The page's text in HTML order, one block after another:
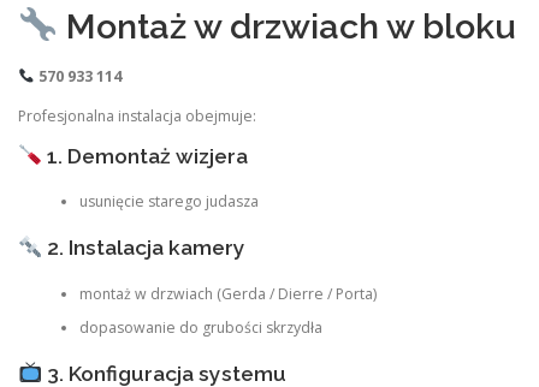
Montaż w drzwiach w bloku
570 933 114
Profesjonalna instalacja obejmuje:
1. Demontaż wizjera
usunięcie starego judasza
2. Instalacja kamery
montaż w drzwiach (Gerda / Dierre / Porta)
dopasowanie do grubości skrzydła
3. Konfiguracja systemu